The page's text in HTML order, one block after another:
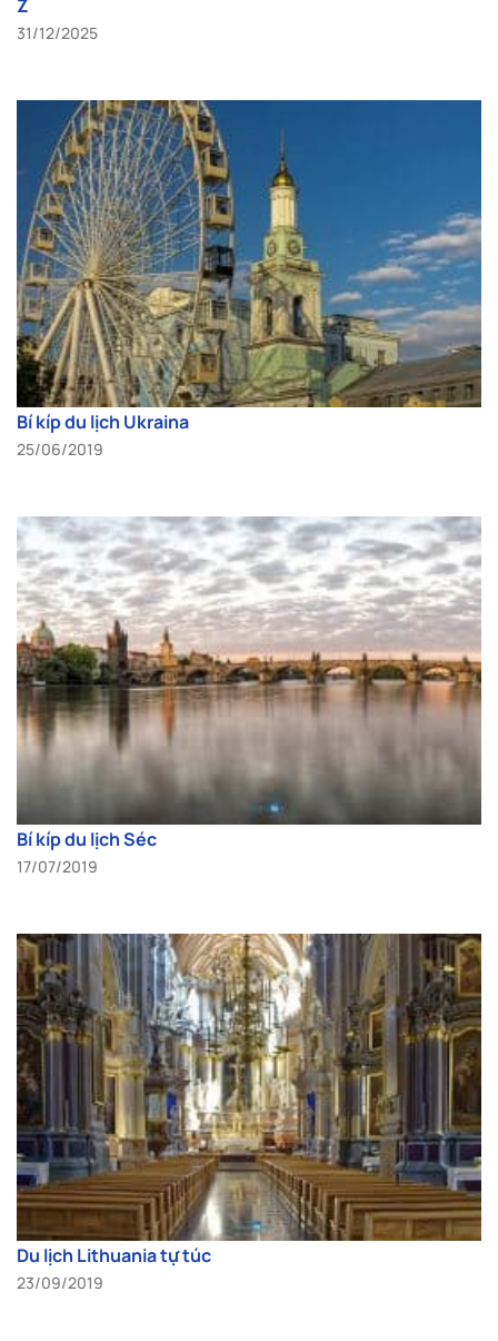
Z
31/12/2025
Bí kíp du lịch Ukraina
25/06/2019
Bí kíp du lịch Séc
17/07/2019
Du lịch Lithuania tự túc
23/09/2019